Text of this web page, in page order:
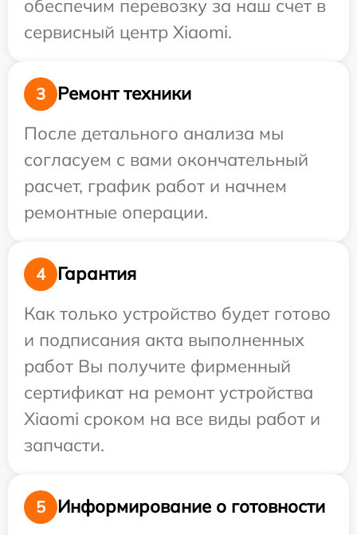
обеспечим перевозку за наш счет в
сервисный центр Xiaomi.
3
Ремонт техники
После детального анализа мы
согласуем с вами окончательный
расчет, график работ и начнем
ремонтные операции.
4
Гарантия
Как только устройство будет готово
и подписания акта выполненных
работ Вы получите фирменный
сертификат на ремонт устройства
Xiaomi сроком на все виды работ и
запчасти.
5
Информирование о готовности